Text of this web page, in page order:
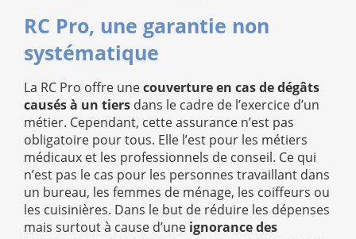
RC Pro, une garantie non
systématique
La RC Pro offre unecouverture en cas de dégâts
causés à un tiers dans le cadre de l’exercice d’un
métier. Cependant, cette assurance n’est pas
obligatoire pour tous. Elle l’est pour les métiers
médicaux et les professionnels de conseil. Ce qui
n’est pas le cas pour les personnes travaillant dans
un bureau, les femmes de ménage, les coiffeurs ou
les cuisinières. Dans le but de réduire les dépenses
mais surtout à cause d’une ignorance des